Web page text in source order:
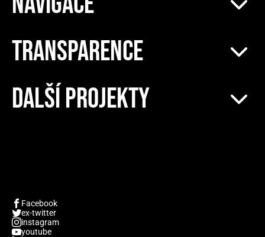
TRANSPARENCE
DALŠÍ PROJEKTY
Facebook
ex-twitter
instagram
youtube